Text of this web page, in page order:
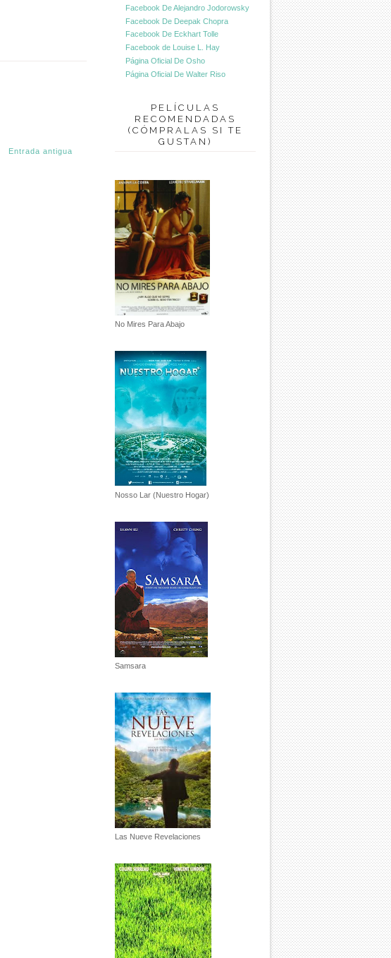
Entrada antigua
Facebook De Alejandro Jodorowsky
Facebook De Deepak Chopra
Facebook De Eckhart Tolle
Facebook de Louise L. Hay
Página Oficial De Osho
Página Oficial De Walter Riso
PELÍCULAS
RECOMENDADAS
(CÓMPRALAS SI TE
GUSTAN)
No Mires Para Abajo
Nosso Lar (Nuestro Hogar)
Samsara
Las Nueve Revelaciones